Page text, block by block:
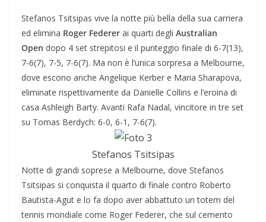
Stefanos Tsitsipas vive la notte più bella della sua carriera
ed elimina Roger Federer ai quarti degli Australian
Open dopo 4 set strepitosi e il punteggio finale di 6-7(13),
7-6(7), 7-5, 7-6(7). Ma non è l’unica sorpresa a Melbourne,
dove escono anche Angelique Kerber e Maria Sharapova,
eliminate rispettivamente da Danielle Collins e l’eroina di
casa Ashleigh Barty. Avanti Rafa Nadal, vincitore in tre set
su Tomas Berdych: 6-0, 6-1, 7-6(7).
Stefanos Tsitsipas
Notte di grandi soprese a Melbourne, dove Stefanos
Tsitsipas si conquista il quarto di finale contro Roberto
Bautista-Agut e lo fa dopo aver abbattuto un totem del
tennis mondiale come Roger Federer, che sul cemento